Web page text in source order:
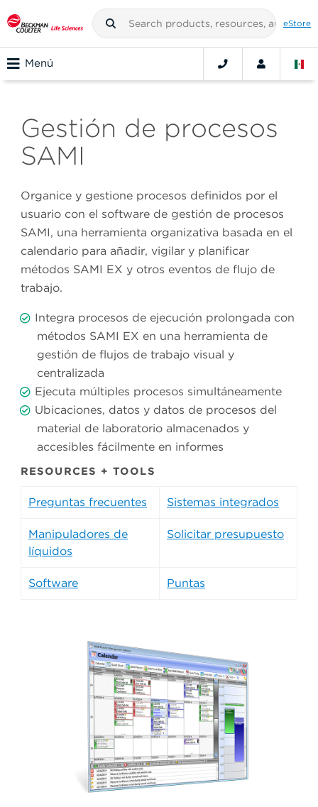
eStore
Menú
Gestión de procesos
SAMI
Organice y gestione procesos definidos por el
usuario con el software de gestión de procesos
SAMI, una herramienta organizativa basada en el
calendario para añadir, vigilar y planificar
métodos SAMI EX y otros eventos de flujo de
trabajo.
Integra procesos de ejecución prolongada con
métodos SAMI EX en una herramienta de
gestión de flujos de trabajo visual y
centralizada
Ejecuta múltiples procesos simultáneamente
Ubicaciones, datos y datos de procesos del
material de laboratorio almacenados y
accesibles fácilmente en informes
RESOURCES + TOOLS
Preguntas frecuentes Sistemas integrados
Manipuladores de
líquidos
Solicitar presupuesto
Software Puntas